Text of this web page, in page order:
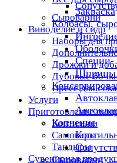
Сыроварни
Виноделие и сидр
Наборы для
Дрожжи и
Дубовые
Пресс для
Услуги
Приготовление
Коптильни
Самовары
Тандыры
Сувенирная
Закваска
Колбасы,
Специи
Шприцы
Копчение
Сыроварни